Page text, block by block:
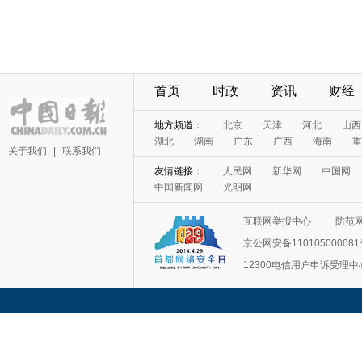
关于我们 联系我们
首页 时政 资讯 财经
地方频道： 北京 天津 河北
山西
湖北
湖南 广东 广西 海南
友情链接： 人民网 新华网
中国网
中国新闻网
光明网
互联网举报中心
防范
京公网安备110105000081
12300电信用户申诉受理中